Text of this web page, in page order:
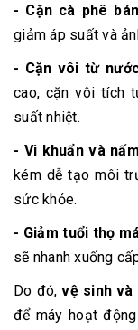
- Cặn cà phê
giảm áp suất và
- Cặn vôi từ
cao, cặn vôi tích
suất nhiệt.
- Vi khuẩn và
kém dễ tạo môi
sức khỏe.
- Giảm tuổi thọ
sẽ nhanh xuống
Do đó,vệ sinh và
để máy hoạt